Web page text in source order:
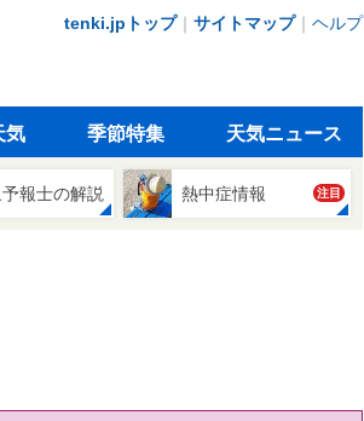
tenki.jpトップ｜ サイトマップ｜ ヘルプ
気 季節特集 天気ニュース
報士の解説 熱中症情報 注目